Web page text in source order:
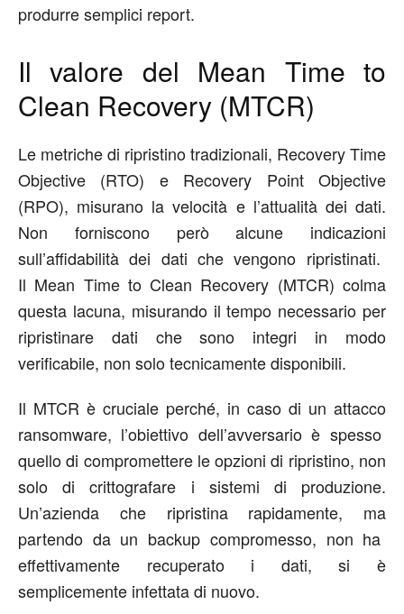
produrre semplici report.
Il valore del Mean Time to
Clean Recovery (MTCR)
Le metriche di ripristino tradizionali, Recovery Time
Objective (RTO) e Recovery Point Objective
(RPO), misurano la velocità e l’attualitàdei dati.
Non forniscono però alcune indicazioni
sull’affidabilità dei dati che vengono ripristinati.
Il Mean Time to Clean Recovery (MTCR) colma
questa lacuna, misurandoil tempo necessario per
ripristinare dati che sono integri in modo
verificabile, non solo tecnicamente disponibili.
Il MTCR è cruciale perché, in caso di un attacco
ransomware, l’obiettivo dell’avversario è spesso
quello di comprometterele opzioni di ripristino, non
solodicrittografare i sistemi di produzione.
Un’azienda che ripristina rapidamente, ma
partendo da un backup compromesso, non ha
effettivamente recuperato i dati, si è
semplicemente infettatadi nuovo.